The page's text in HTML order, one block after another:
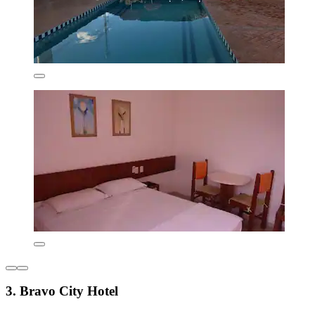
3. Bravo City Hotel